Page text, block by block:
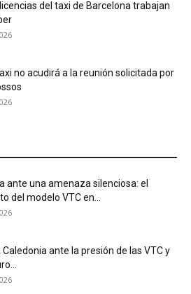
del taxi de Barcelona trabajan
no acudirá a la reunión solicitada por
ante una amenaza silenciosa: el
del modelo VTC en...
Caledonia ante la presión de las VTC y